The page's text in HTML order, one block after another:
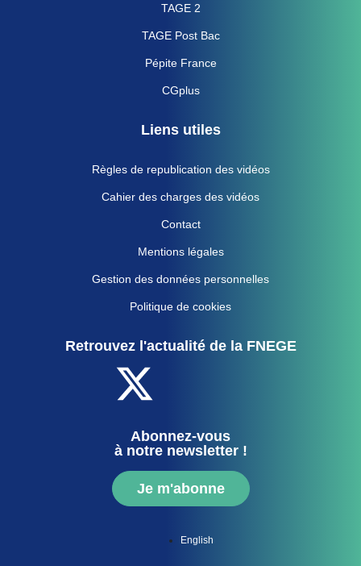
TAGE 2
TAGE Post Bac
Pépite France
CGplus
Liens utiles
Règles de republication des vidéos
Cahier des charges des vidéos
Contact
Mentions légales
Gestion des données personnelles
Politique de cookies
Retrouvez l'actualité de la FNEGE
Abonnez-vous
à notre newsletter !
Je m'abonne
English